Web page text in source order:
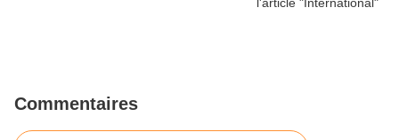
Commentaires